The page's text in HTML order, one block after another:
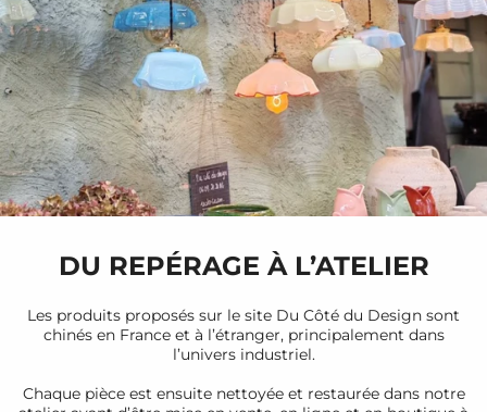
DU REPÉRAGE À L’ATELIER
Les produits proposés sur le site Du Côté du Design sont
chinés en France et à l’étranger, principalement dans
l’univers industriel.
Chaque pièce est ensuite nettoyée et restaurée dans notre